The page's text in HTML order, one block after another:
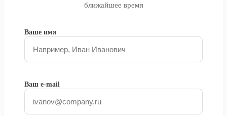
ближайшее время
Ваше имя
Ваш e-mail